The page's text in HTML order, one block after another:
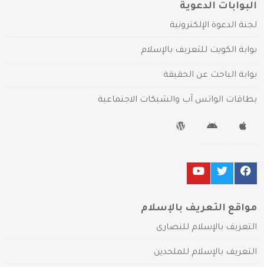
البوابات الدعوية
لجنة الدعوة الإلكترونية
بوابة الكويت للتعريف بالإسلام
بوابة الباحث عن الحقيقة
بطاقات الواتس آب والشبكات الاجتماعية
مواقع التعريف بالإسلام
التعريف بالإسلام للنصارى
التعريف بالإسلام للملحدين